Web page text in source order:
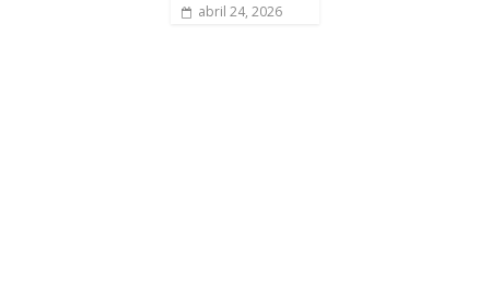
abril 24, 2026